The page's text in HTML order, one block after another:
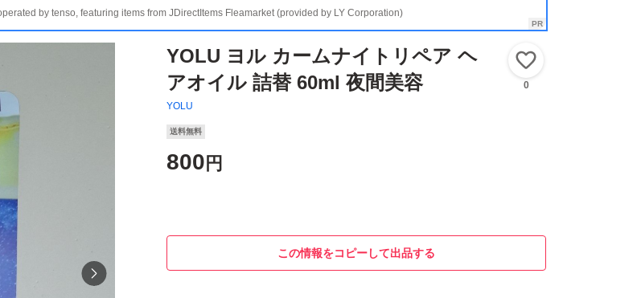
by tenso, featuring items from JDirectItems Fleamarket (provided by LY Corporation)
YOLU ヨル カームナイトリペア ヘ
アオイル 詰替 60ml 夜間美容
YOLU
0
送料無料
800 円
この情報をコピーして出品する